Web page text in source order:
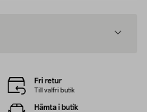
Fri retur
Till valfri butik
Hämta i butik